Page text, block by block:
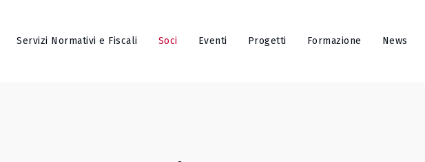
Servizi Normativi e Fiscali Soci Eventi Progetti Formazione News